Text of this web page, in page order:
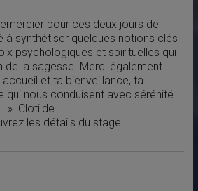
pour ces deux jours de
synthétiser quelques notions clés
psychologiques et spirituelles qui
de la sagesse. Merci également
et ta bienveillance, ta
qui nous conduisent avec sérénité
». Clotilde
les détails du stage